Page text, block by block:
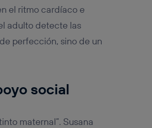
el ritmo cardíaco e
adulto detecte las
perfección, sino de un
social
maternal”. Susana